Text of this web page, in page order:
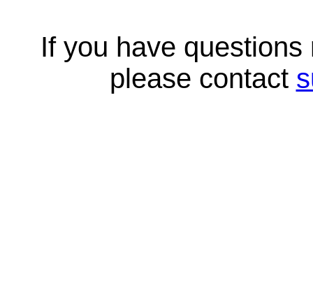
If you have
please contact